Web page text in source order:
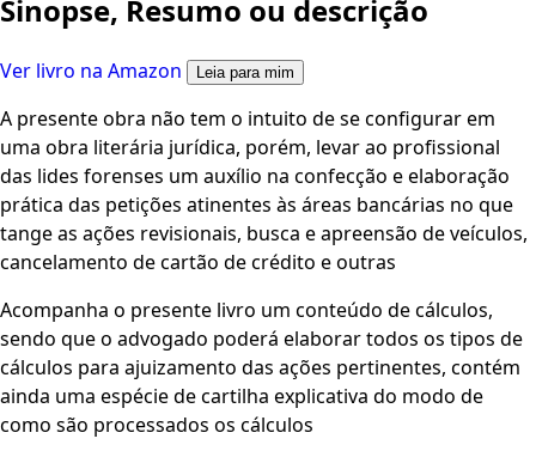
Sinopse, Resumo ou descrição
Ver livro na Amazon Leia para mim
A presente obra não tem o intuito de se configurar em
uma obra literária jurídica, porém, levar ao profissional
das lides forenses um auxílio na confecção e elaboração
prática das petições atinentes às áreas bancárias no que
tange as ações revisionais, busca e apreensão de veículos,
cancelamento de cartão de crédito e outras
Acompanha o presente livro um conteúdo de cálculos,
sendo que o advogado poderá elaborar todos os tipos de
cálculos para ajuizamento das ações pertinentes, contém
ainda uma espécie de cartilha explicativa do modo de
como são processados os cálculos